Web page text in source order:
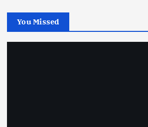
You Missed